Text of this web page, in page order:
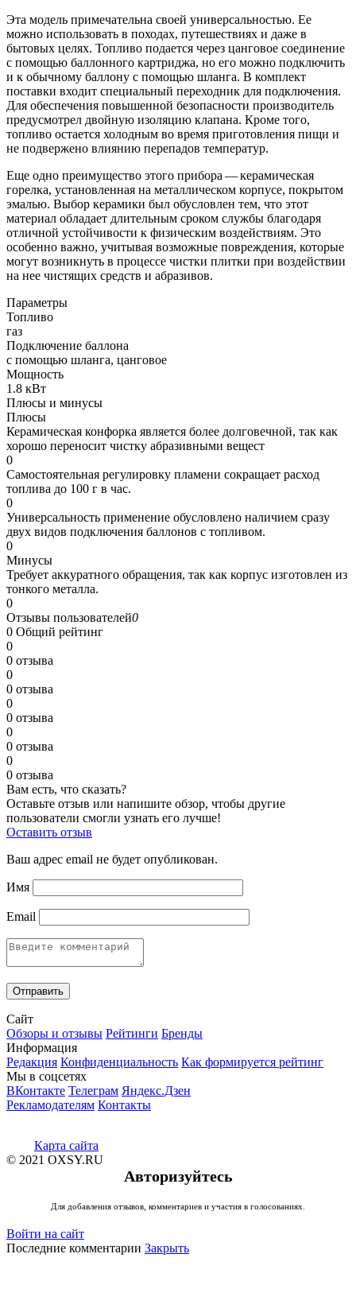
Эта модель примечательна своей универсальностью. Ее
можно использовать в походах, путешествиях и даже в
бытовых целях. Топливо подается через цанговое соединение
с помощью баллонного картриджа, но его можно подключить
и к обычному баллону с помощью шланга. В комплект
поставки входит специальный переходник для подключения.
Для обеспечения повышенной безопасности производитель
предусмотрел двойную изоляцию клапана. Кроме того,
топливо остается холодным во время приготовления пищи и
не подвержено влиянию перепадов температур.
Еще одно преимущество этого прибора — керамическая
горелка, установленная на металлическом корпусе, покрытом
эмалью. Выбор керамики был обусловлен тем, что этот
материал обладает длительным сроком службы благодаря
отличной устойчивости к физическим воздействиям. Это
особенно важно, учитывая возможные повреждения, которые
могут возникнуть в процессе чистки плитки при воздействии
на нее чистящих средств и абразивов.
Параметры
Топливо
газ
Подключение баллона
с помощью шланга, цанговое
Мощность
1.8 кВт
Плюсы и минусы
Плюсы
Керамическая конфорка является более долговечной, так как
хорошо переносит чистку абразивными вещест
0
Самостоятельная регулировку пламени сокращает расход
топлива до 100 г в час.
0
Универсальность применение обусловлено наличием сразу
двух видов подключения баллонов с топливом.
0
Минусы
Требует аккуратного обращения, так как корпус изготовлен из
тонкого металла.
0
Отзывы пользователей0
0 Общий рейтинг
0
0 отзыва
0
0 отзыва
0
0 отзыва
0
0 отзыва
0
0 отзыва
Вам есть, что сказать?
Оставьте отзыв или напишите обзор, чтобы другие
пользователи смогли узнать его лучше!
Оставить отзыв
Ваш адрес email не будет опубликован.
Имя
Email
Сайт
Обзоры и отзывы Рейтинги Бренды
Информация
Редакция Конфиденциальность Как формируется рейтинг
Мы в соцсетях
ВКонтакте Телеграм Яндекс.Дзен
Рекламодателям Контакты
Карта сайта
© 2021 OXSY.RU
Авторизуйтесь
Для добавления отзывов, комментариев и участия в голосованиях.
Войти на сайт
Последние комментарии Закрыть